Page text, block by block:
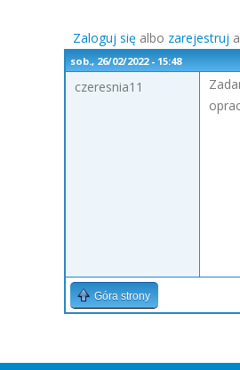
Zaloguj się albo zarejestruj
sob., 26/02/2022 - 15:48
czeresnia11
Góra strony